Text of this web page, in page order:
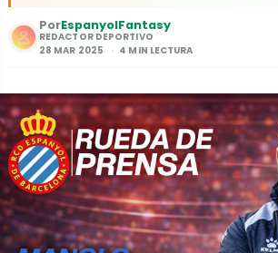
PorEspanyolFantasy
REDACTOR DEPORTIVO
28 MAR 2025
4 MIN LECTURA